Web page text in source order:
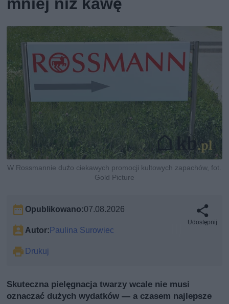
W Rossmannie dużo ciekawych promocji kultowych zapachów, fot.
Gold Picture
Opublikowano:07.08.2026
Autor:Paulina Surowiec
Drukuj
Udostępnij
Skuteczna pielęgnacja twarzy wcale nie musi
oznaczać dużych wydatków — a czasem najlepsze